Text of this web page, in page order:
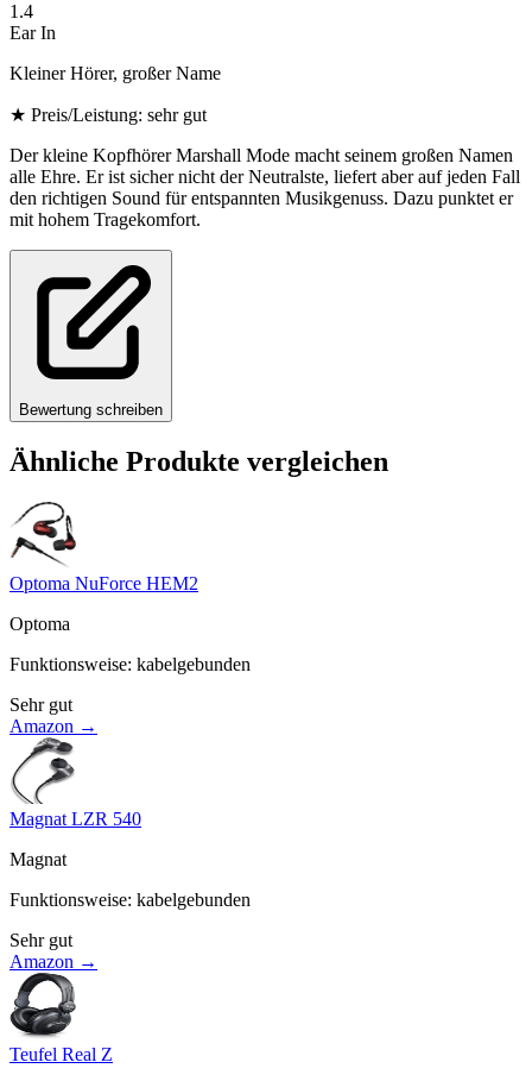
1.4
Ear In
Kleiner Hörer, großer Name
★ Preis/Leistung: sehr gut
Der kleine Kopfhörer Marshall Mode macht seinem großen Namen
alle Ehre. Er ist sicher nicht der Neutralste, liefert aber auf jeden Fall
den richtigen Sound für entspannten Musikgenuss. Dazu punktet er
mit hohem Tragekomfort.
Bewertung schreiben
Ähnliche Produkte vergleichen
Optoma NuForce HEM2
Optoma
Funktionsweise: kabelgebunden
Sehr gut
Amazon →
Magnat LZR 540
Magnat
Funktionsweise: kabelgebunden
Sehr gut
Amazon →
Teufel Real Z